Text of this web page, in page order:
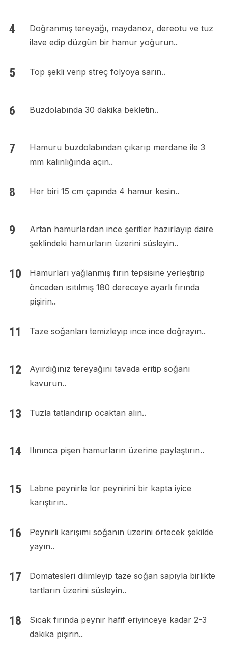
Doğranmış tereyağı, maydanoz, dereotu ve tuz
ilave edip düzgün bir hamur yoğurun..
Top şekli verip streç folyoya sarın..
Buzdolabında 30 dakika bekletin..
Hamuru buzdolabından çıkarıp merdane ile 3
mm kalınlığında açın..
Her biri 15 cm çapında 4 hamur kesin..
Artan hamurlardan ince şeritler hazırlayıp daire
şeklindeki hamurların üzerini süsleyin..
Hamurları yağlanmış fırın tepsisine yerleştirip
önceden ısıtılmış 180 dereceye ayarlı fırında
pişirin..
Taze soğanları temizleyip ince ince doğrayın..
Ayırdığınız tereyağını tavada eritip soğanı
kavurun..
Tuzla tatlandırıp ocaktan alın..
Ilınınca pişen hamurların üzerine paylaştırın..
Labne peynirle lor peynirini bir kapta iyice
karıştırın..
Peynirli karışımı soğanın üzerini örtecek şekilde
yayın..
Domatesleri dilimleyip taze soğan sapıyla birlikte
tartların üzerini süsleyin..
Sıcak fırında peynir hafif eriyinceye kadar 2-3
dakika pişirin..